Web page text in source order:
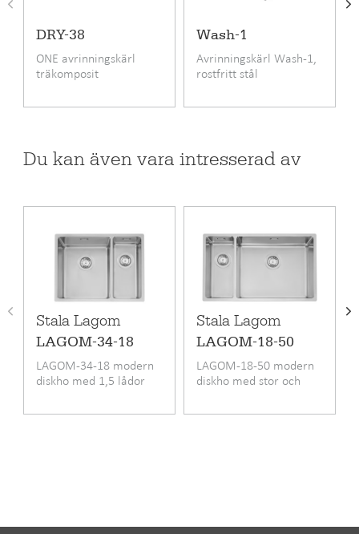
- Innermått: 340x400/180x400
- Djup: 200/150 mm
- Invändig hörnradie: 15 mm
- Utvändig hörnradie: 10 mm
Produktkod
LAGOM-18-34
Standard utrustning
Korgbottenventil
RSK-nummer
8015588
Garanti (månad)
Monteringssätt
Infällning, Undermontering,
Planlimning
Bänkskåpets
DRY-38
ONE avrinningskärl
träkomposit
Wash-1
Avrinningskärl Wash-1,
rostfritt stål
Du kan även vara intresserad av
Stala Lagom
LAGOM-34-18
LAGOM-34-18 modern
diskho med 1,5 lådor
Stala Lagom
LAGOM-18-50
LAGOM-18-50 modern
diskho med stor och